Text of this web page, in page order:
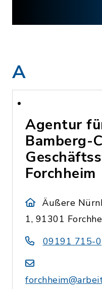
A
Agentur
Bamberg-
Forchheim
Äußere
1, 91301
09191 715-0